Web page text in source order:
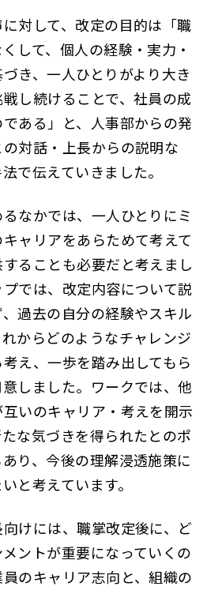
対して、改定の目的は「職
して、個人の経験・実力・
き、一人ひとりがより大き
し続けることで、社員の成
ある」と、人事部からの発
対話・上長からの説明な
で伝えていきました。
なかでは、一人ひとりにミ
ャリアをあらためて考えて
ることも必要だと考えまし
では、改定内容について説
過去の自分の経験やスキル
からどのようなチャレンジ
え、一歩を踏み出してもら
しました。ワークでは、他
いのキャリア・考えを開示
な気づきを得られたとのポ
り、今後の理解浸透施策に
と考えています。
けには、職掌改定後に、ど
ントが重要になっていくの
のキャリア志向と、組織の